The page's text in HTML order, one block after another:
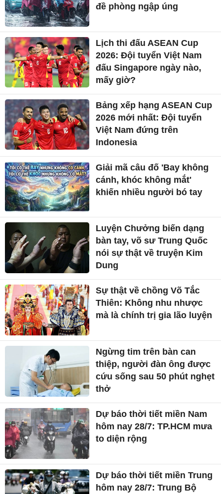
đề phòng ngập úng
Lịch thi đấu ASEAN Cup
2026: Đội tuyển Việt Nam
đấu Singapore ngày nào,
mấy giờ?
Bảng xếp hạng ASEAN Cup
2026 mới nhất: Đội tuyển
Việt Nam đứng trên
Indonesia
Giải mã câu đố 'Bay không
cánh, khóc không mắt'
khiến nhiều người bó tay
Luyện Chưởng biến dạng
bàn tay, võ sư Trung Quốc
nói sự thật về truyện Kim
Dung
Sự thật về chồng Võ Tắc
Thiên: Không nhu nhược
mà là chính trị gia lão luyện
Ngừng tim trên bàn can
thiệp, người đàn ông được
cứu sống sau 50 phút nghẹt
thở
Dự báo thời tiết miền Nam
hôm nay 28/7: TP.HCM mưa
to diện rộng
Dự báo thời tiết miền Trung
hôm nay 28/7: Trung Bộ